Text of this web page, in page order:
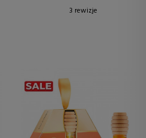
3 rewizje